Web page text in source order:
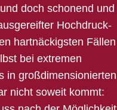
doch schonend und
Hochdruck-
hartnäckigsten Fällen
bei extremen
in großdimensionierten
nicht soweit kommt: